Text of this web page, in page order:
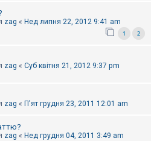
zag « Нед липня 22, 2012 9:41 am
1 2
zag « Суб квітня 21, 2012 9:37 pm
zag « П'ят грудня 23, 2011 12:01 am
zag « Нед грудня 04, 2011 3:49 am